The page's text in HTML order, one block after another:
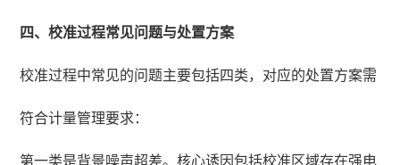
四、校准过程常见问题与处置方案
校准过程中常见的问题主要包括四类，对应的处置方案需
符合计量管理要求：
第一类是背景噪声超差。核心诱因包括校准区域存在强电